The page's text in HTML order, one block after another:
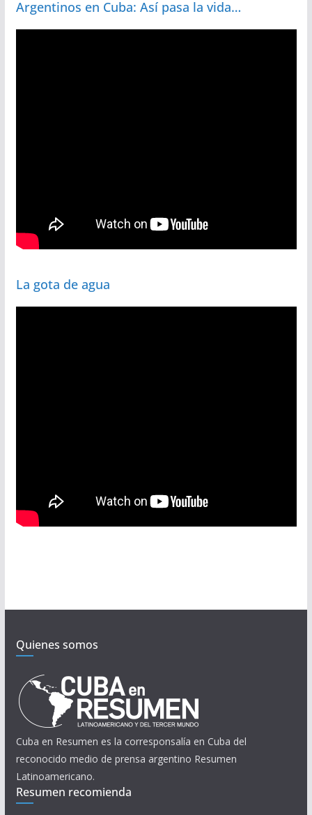
Argentinos en Cuba: Así pasa la vida…
La gota de agua
Quienes somos
Cuba en Resumen es la corresponsalía en Cuba del
reconocido medio de prensa argentino Resumen
Latinoamericano.
Resumen recomienda